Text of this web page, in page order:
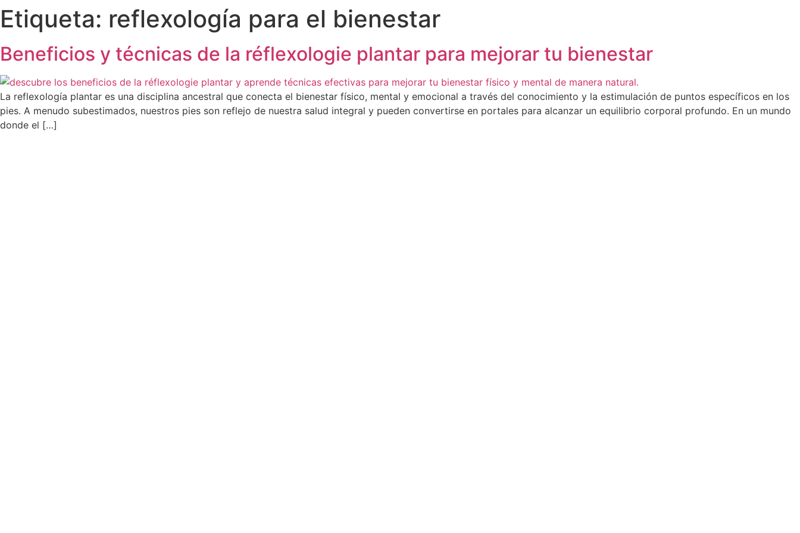
Etiqueta: reflexología para el bienestar
Beneficios y técnicas de la réflexologie plantar para mejorar tu bienestar
La reflexología plantar es una disciplina ancestral que conecta el bienestar físico, mental y emocional a través del conocimiento y la estimulación de puntos específicos en los
pies. A menudo subestimados, nuestros pies son reflejo de nuestra salud integral y pueden convertirse en portales para alcanzar un equilibrio corporal profundo. En un mundo
donde el […]